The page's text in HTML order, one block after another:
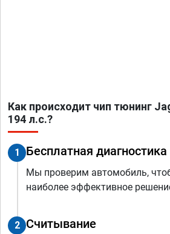
Как происходит чип тюнинг
194 л.с.?
1 Бесплатная диагностика
Мы проверим автомобиль,
наиболее эффективное
2 Считывание